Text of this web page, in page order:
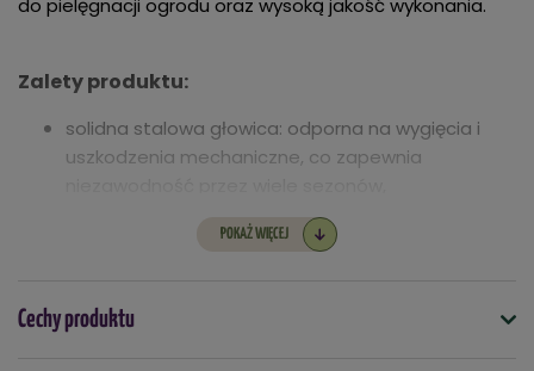
do pielęgnacji ogrodu oraz wysoką jakość wykonania.
Zalety produktu:
solidna stalowa głowica: odporna na wygięcia i
uszkodzenia mechaniczne, co zapewnia
ekologiczna rączka Pro Natura: wykonana z
naturalnego, gładko oszlifowanego drewna,
pazurki doskonale rozbijają twardą skorupę ziemi,
POKAŻ WIĘCEJ
Cechy produktu